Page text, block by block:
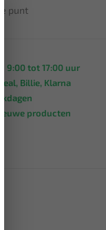
punt
9:00 tot 17:00 uur
Billie, Klarna
producten